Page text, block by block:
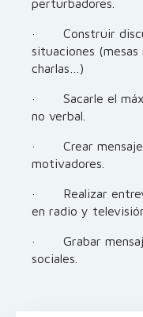
perturbadores.
· Construir
situaciones (mesas
charlas…)
· Sacarle el
no verbal.
· Crear mensajes
motivadores.
· Realizar
en radio y
· Grabar
sociales.